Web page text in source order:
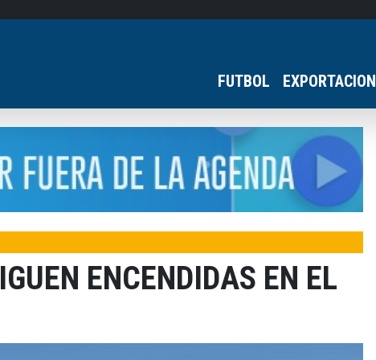
FUTBOL EXPORTACION
ENCENDIDAS EN EL